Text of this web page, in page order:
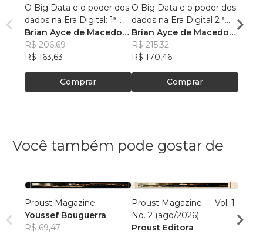
O Big Data e o poder dos
dados na Era Digital: 1ª
Edição.
Brian Ayce de Macedo
Marinho
R$ 206,69
R$ 163,63
Comprar
O Big Data e o poder dos
dados na Era Digital 2 ª
Edição:
Brian Ayce de Macedo
Marinho
R$ 215,32
R$ 170,46
Comprar
Você também pode gostar de
Proust Magazine
Youssef Bouguerra
R$ 69,47
Proust Magazine — Vol. 1
No. 2 (ago/2026)
Proust Editora